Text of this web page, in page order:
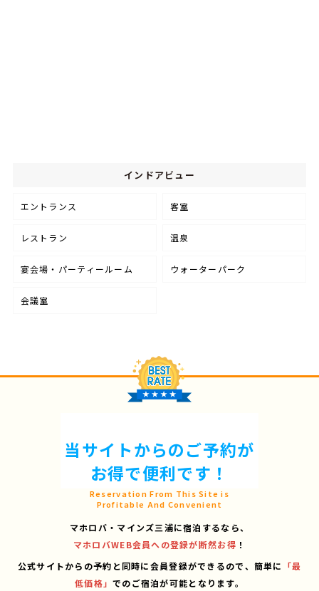
インドアビュー
エントランス 客室
レストラン 温泉
宴会場・パーティールーム ウォーターパーク
会議室
当サイトからのご予約が
お得で便利です！
Reservation From This Site is
Profitable And Convenient
マホロバ・マインズ三浦に宿泊するなら、
マホロバWEB会員への登録が断然お得 ！
公式サイトからの予約と同時に会員登録ができるので、 簡単に 「最
低価格」でのご宿泊が可能となります。